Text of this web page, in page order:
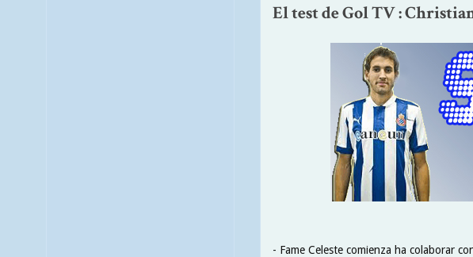
El test de Gol TV :
- Fame Celeste comienza ha colaborar